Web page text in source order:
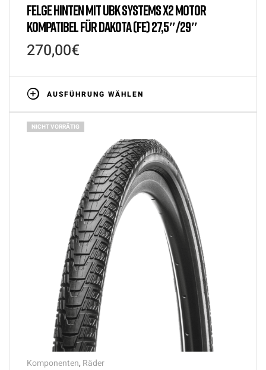
FELGE HINTEN MIT UBK SYSTEMS X2 MOTOR
KOMPATIBEL FÜR DAKOTA (FE) 27,5″/29″
270,00€
AUSFÜHRUNG WÄHLEN
NICHT VORRÄTIG
Komponenten, Räder